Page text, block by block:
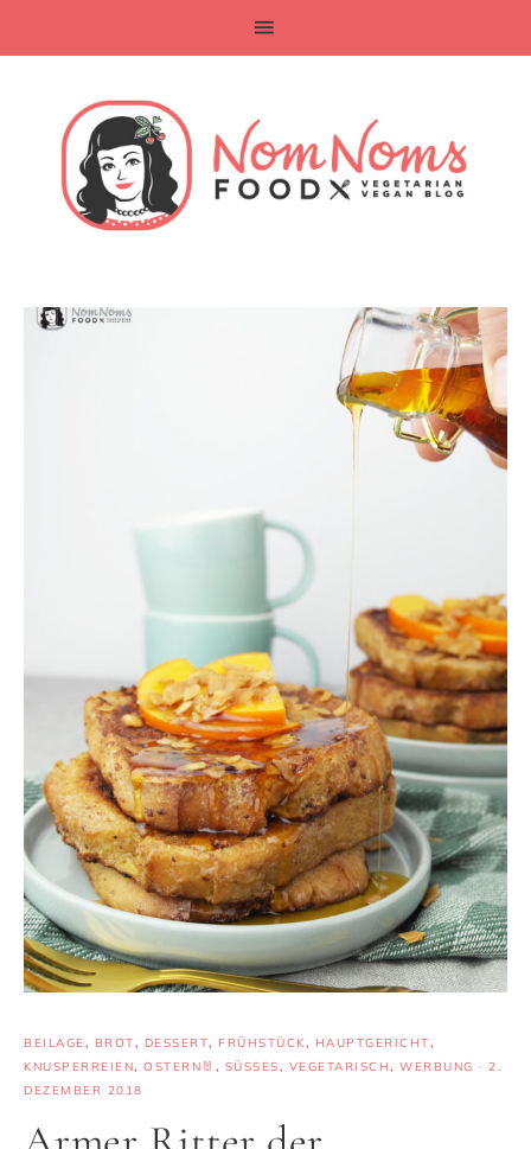
BEILAGE, BROT, DESSERT, FRÜHSTÜCK, HAUPTGERICHT,
KNUSPERREIEN, OSTERN🐰 , SÜSSES , VEGETARISCH, WERBUNG · 2.
DEZEMBER 2018